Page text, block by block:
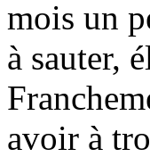
mois un
à sauter,
avoir à